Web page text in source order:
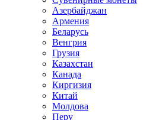
Азербайджан
Армения
Беларусь
Венгрия
Грузия
Казахстан
Канада
Киргизия
Китай
Молдова
Перу